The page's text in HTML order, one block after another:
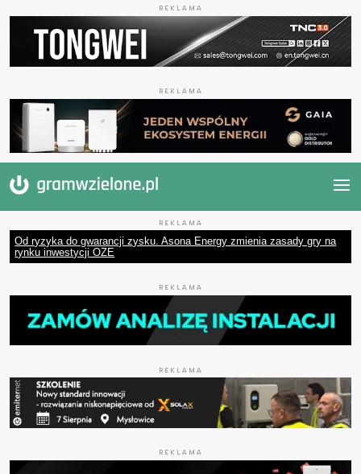
REKLAMA
REKLAMA
REKLAMA
Od ryzyka do gwarancji zysku. Asona Energy zmienia zasady gry na
rynku inwestycji OZE
REKLAMA
REKLAMA
REKLAMA